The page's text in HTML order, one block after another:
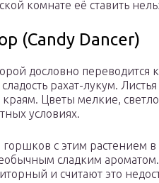
комнате её ставить
(Candy Dancer)
дословно переводится
рахат-лукум.
Цветы мелкие,
условиях.
горшков с этим растением
сладким
и считают это